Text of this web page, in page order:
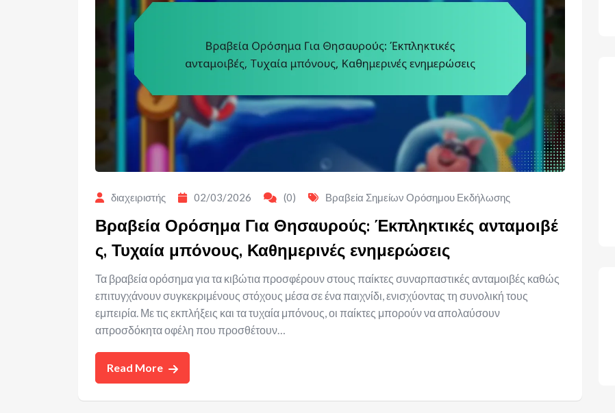
διαχειριστής 02/03/2026 (0) Βραβεία Σημείων Ορόσημου Εκδήλωσης
Βραβεία Ορόσημα Για Θησαυρούς: Έκπληκτικές ανταμοιβέ
ς, Τυχαία μπόνους, Καθημερινές ενημερώσεις
Τα βραβεία ορόσημα για τα κιβώτια προσφέρουν στους παίκτες συναρπαστικές ανταμοιβές καθώς
επιτυγχάνουν συγκεκριμένους στόχους μέσα σε ένα παιχνίδι, ενισχύοντας τη συνολική τους
εμπειρία. Με τις εκπλήξεις και τα τυχαία μπόνους, οι παίκτες μπορούν να απολαύσουν
απροσδόκητα οφέλη που προσθέτουν…
Read More